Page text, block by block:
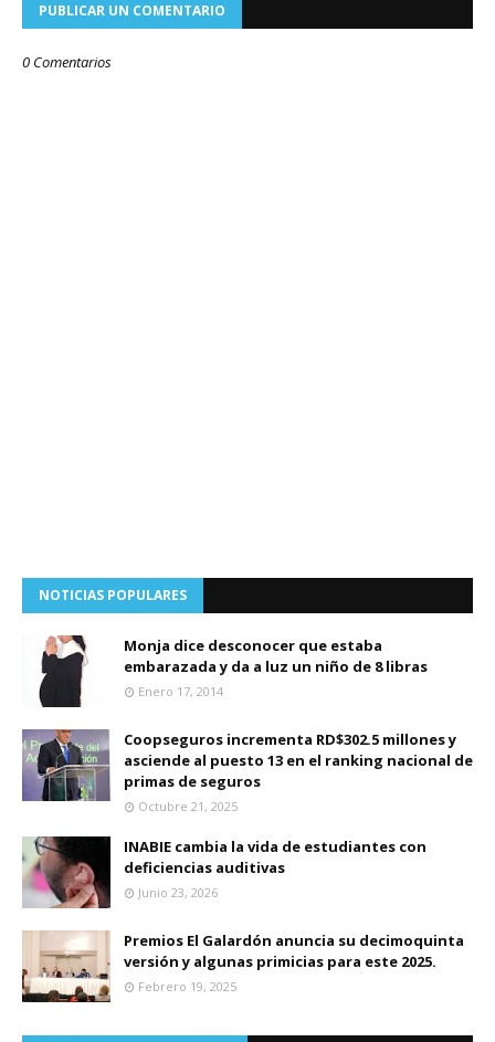
PUBLICAR UN COMENTARIO
0 Comentarios
NOTICIAS POPULARES
Monja dice desconocer que estaba
embarazada y da a luz un niño de 8 libras
Enero 17, 2014
Coopseguros incrementa RD$302.5 millones y
asciende al puesto 13 en el ranking nacional de
primas de seguros
Octubre 21, 2025
INABIE cambia la vida de estudiantes con
deficiencias auditivas
Junio 23, 2026
Premios El Galardón anuncia su decimoquinta
versión y algunas primicias para este 2025.
Febrero 19, 2025